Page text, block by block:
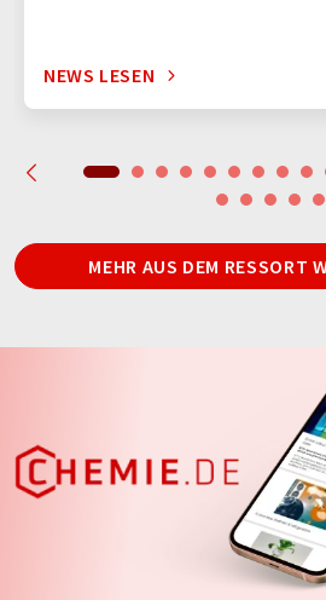
NEWS LESEN
MEHR AUS DEM RESSORT